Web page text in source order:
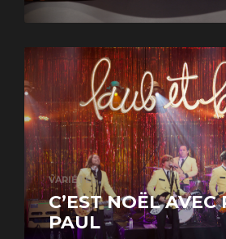
VARIÉTÉS
C’EST NOËL AVEC
PAUL